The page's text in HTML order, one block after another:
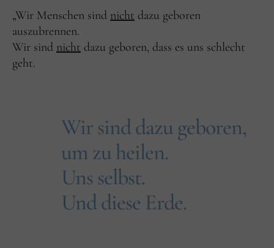
„Wir Menschen sind nicht dazu geboren
auszubrennen.
Wir sind nicht dazu geboren, dass es uns schlecht
geht.
Wir sind dazu geboren,
um zu heilen.
Uns selbst.
Und diese Erde.